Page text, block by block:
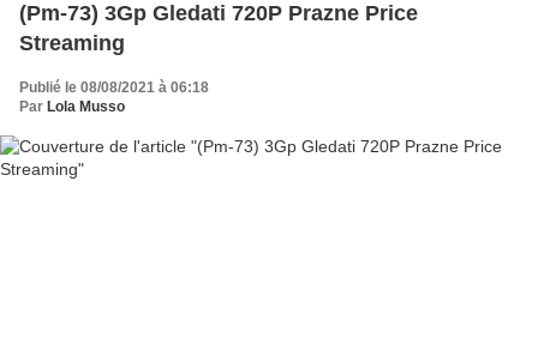
(Pm-73) 3Gp Gledati 720P Prazne Price
Streaming
Publié le 08/08/2021 à 06:18
Par Lola Musso